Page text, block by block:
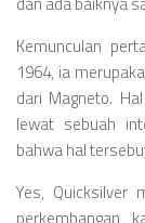
Kemunculan
1964, ia
dari Magneto.
lewat sebuah
bahwa hal
Yes, Quicksilver